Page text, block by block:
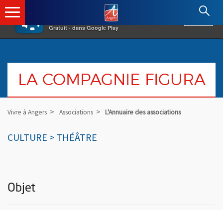
×
Gratuit - dans Google Play
Angers.fr : Retour à l'accueil
LA COMPAGNIE FIGURA
Vivre à Angers Associations L'Annuaire des associations
CULTURE > THÉÂTRE
Objet